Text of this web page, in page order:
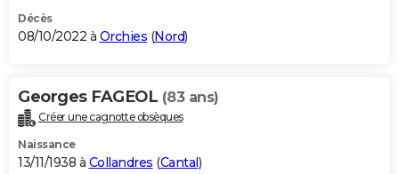
Décès
08/10/2022 à Orchies (Nord)
Georges FAGEOL (83 ans)
Créer une cagnotte obsèques
Naissance
13/11/1938 à Collandres (Cantal)